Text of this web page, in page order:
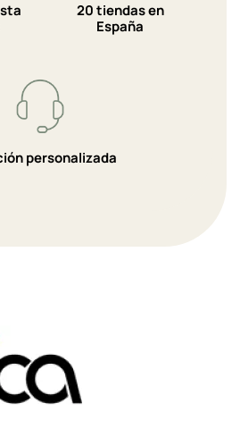
20 tiendas en
España
personalizada